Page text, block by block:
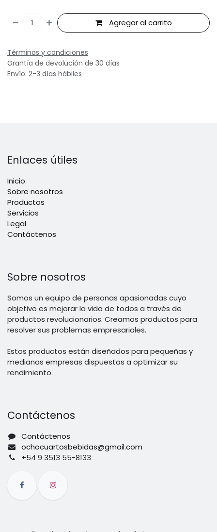
Agregar al carrito
Términos y condiciones
Grantía de devolución de 30 días
Envío: 2-3 días hábiles
Enlaces útiles
Inicio
Sobre nosotros
Productos
Servicios
Legal
Contáctenos
Sobre nosotros
Somos un equipo de personas apasionadas cuyo
objetivo es mejorar la vida de todos a través de
productos revolucionarios. Creamos productos para
resolver sus problemas empresariales.
Estos productos están diseñados para pequeñas y
medianas empresas dispuestas a optimizar su
rendimiento.
Contáctenos
Contáctenos
ochocuartosbebidas@gmail.com
+54 9 3513 55-8133